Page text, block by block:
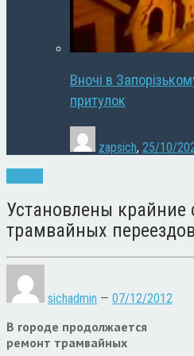
Вночі в
притулок
zapsich, 25/10/
Установлены крайние
трамвайных переездов
sichadmin — 07/12/2012
В городе продолжается
ремонт трамвайных